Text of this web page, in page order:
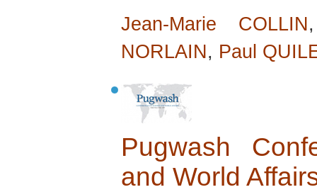
Jean-Marie COLLIN
NORLAIN, Paul
Pugwash
and World